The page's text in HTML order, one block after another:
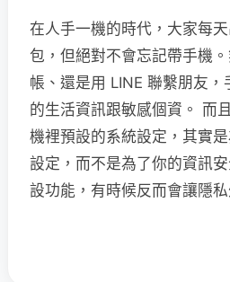
在人手一機的時代，大家每
包，但絕對不會忘記帶手機
帳、還是用 LINE 聯繫朋友
的生活資訊跟敏感個資。 而
機裡預設的系統設定，其實
設定，而不是為了你的資訊
設功能，有時候反而會讓隱私